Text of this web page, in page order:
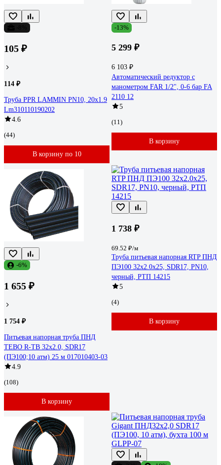
105 ₽
114 ₽
Труба PPR LAMMIN PN10, 20х1.9
Lm310110190202
4.6
(44)
В корзину по 10
-13%
5 299 ₽
6 103 ₽
Автоматический редуктор с
манометром FAR 1/2", 0-6 бар FA
2110 12
5
(11)
В корзину
-6%
1 655 ₽
1 754 ₽
Питьевая напорная труба ПНД
TEBO R-TB 32x2.0, SDR17
(ПЭ100;10 атм) 25 м 017010403-03
4.9
(108)
В корзину
1 738 ₽
69.52 ₽/м
Труба питьевая напорная RTP ПНД
ПЭ100 32x2.0x25, SDR17, PN10,
черный, РТП 14215
5
(4)
В корзину